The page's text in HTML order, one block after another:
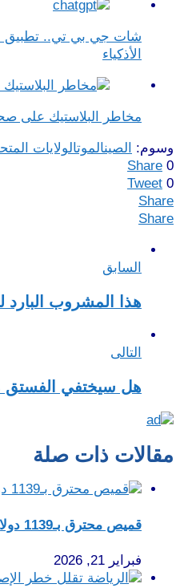
شات جي بي تي.. تطبيق
الأذكياء
مخاطر البلاستيك على
وسوم: الصينالموتالولايات
Share 0
Tweet 0
Share
Share
السابق
هذا المشروب البارد
التالى
هل سيختفي الفستق
مقالات ذات صلة
قميص محترق بـ1139 دولارا.. هل تفقد الموضة عقلها؟
فبراير 21, 2026